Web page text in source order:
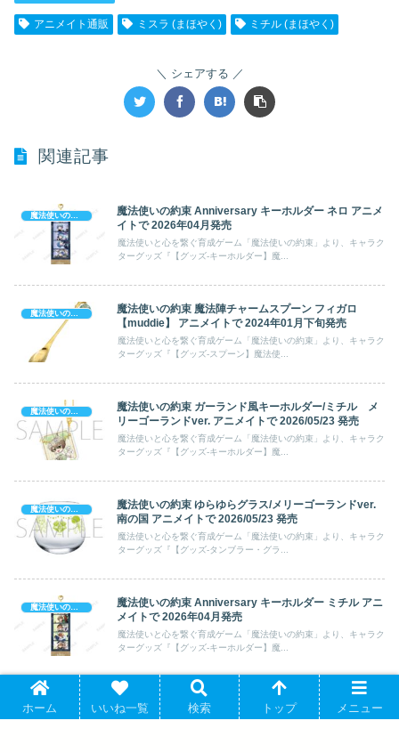
アニメイト通販 ミスラ (まほやく) ミチル (まほやく)
シェアする
関連記事
魔法使いの約束
魔法使いの約束 Anniversary キーホルダー ネロ アニメ
イトで 2026年04月発売
魔法使いと心を繋ぐ育成ゲーム「魔法使いの約束」より、キャラク
ターグッズ『【グッズ-キーホルダー】魔...
魔法使いの約束
魔法使いの約束 魔法陣チャームスプーン フィガロ
【muddie】 アニメイトで 2024年01月下旬発売
魔法使いと心を繋ぐ育成ゲーム「魔法使いの約束」より、キャラク
ターグッズ『【グッズ-スプーン】魔法使...
魔法使いの約束
魔法使いの約束 ガーランド風キーホルダー/ミチル メ
リーゴーランドver. アニメイトで 2026/05/23 発売
魔法使いと心を繋ぐ育成ゲーム「魔法使いの約束」より、キャラク
ターグッズ『【グッズ-キーホルダー】魔...
魔法使いの約束
魔法使いの約束 ゆらゆらグラス/メリーゴーランドver.
南の国 アニメイトで 2026/05/23 発売
魔法使いと心を繋ぐ育成ゲーム「魔法使いの約束」より、キャラク
ターグッズ『【グッズ-タンブラー・グラ...
魔法使いの約束 Anniversary キーホルダー ミチル アニ
メイトで 2026年04月発売
魔法使いと心を繋ぐ育成ゲーム「魔法使いの約束」より、キャラク
ターグッズ『【グッズ-キーホルダー】魔...
【ビジュアルファンブック】魔法使いの約束
Anniversary Book Vol.3 アニメイトで 2025/08/22 発売
ホーム いいね一覧 検索 トップ メニュー